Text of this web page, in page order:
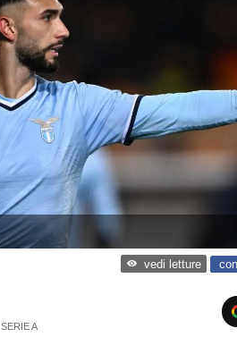
vedi letture
SERIE A